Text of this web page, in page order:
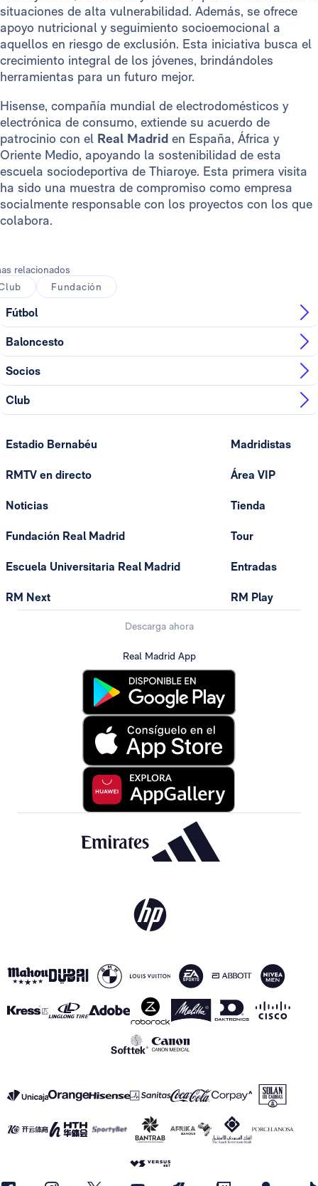
situaciones de alta vulnerabilidad. Además, se ofrece
apoyo nutricional y seguimiento socioemocional a
aquellos en riesgo de exclusión. Esta iniciativa busca el
crecimiento integral de los jóvenes, brindándoles
herramientas para un futuro mejor.
Hisense, compañía mundial de electrodomésticos y
electrónica de consumo, extiende su acuerdo de
patrocinio con el Real Madrid en España, África y
Oriente Medio, apoyando la sostenibilidad de esta
escuela sociodeportiva de Thiaroye. Esta primera visita
ha sido una muestra de compromiso como empresa
socialmente responsable con los proyectos con los que
colabora.
relacionados
Fundación
Fútbol
Baloncesto
Socios
Club
Estadio Bernabéu
RMTV en directo
Noticias
Fundación Real Madrid
Escuela Universitaria Real Madrid
RM Next
Madridistas
Área VIP
Tienda
Tour
Entradas
RM Play
Descarga ahora
Real Madrid App